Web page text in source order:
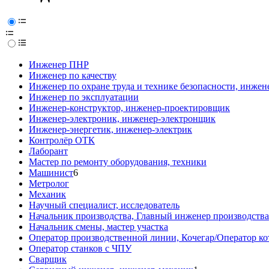
Инженер ПНР
Инженер по качеству
Инженер по охране труда и технике безопасности,
Инженер по эксплуатации
Инженер-конструктор, инженер-проектировщик
Инженер-электроник, инженер-электронщик
Инженер-энергетик, инженер-электрик
Контролёр ОТК
Лаборант
Мастер по ремонту оборудования, техники
Машинист6
Метролог
Механик
Научный специалист, исследователь
Начальник производства, Главный инженер производства
Начальник смены, мастер участка
Оператор производственной линии, Кочегар/Оператор
Оператор станков с ЧПУ
Сварщик